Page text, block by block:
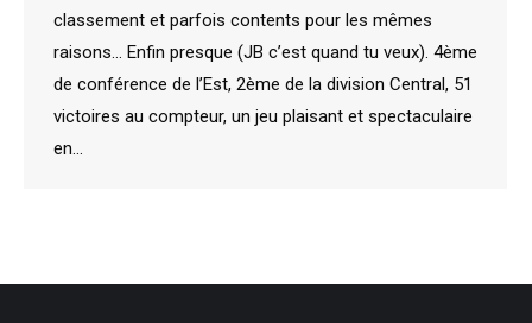
classement et parfois contents pour les mêmes
raisons… Enfin presque (JB c’est quand tu veux). 4ème
de conférence de l’Est, 2ème de la division Central, 51
victoires au compteur, un jeu plaisant et spectaculaire
en…